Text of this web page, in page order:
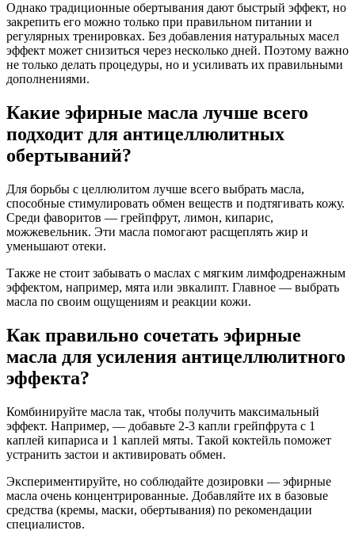
Однако традиционные обертывания дают быстрый эффект, но
закрепить его можно только при правильном питании и
регулярных тренировках. Без добавления натуральных масел
эффект может снизиться через несколько дней. Поэтому важно
не только делать процедуры, но и усиливать их правильными
дополнениями.
Какие эфирные масла лучше всего
подходит для антицеллюлитных
обертываний?
Для борьбы с целлюлитом лучше всего выбрать масла,
способные стимулировать обмен веществ и подтягивать кожу.
Среди фаворитов — грейпфрут, лимон, кипарис,
можжевельник. Эти масла помогают расщеплять жир и
уменьшают отеки.
Также не стоит забывать о маслах с мягким лимфодренажным
эффектом, например, мята или эвкалипт. Главное — выбрать
масла по своим ощущениям и реакции кожи.
Как правильно сочетать эфирные
масла для усиления антицеллюлитного
эффекта?
Комбинируйте масла так, чтобы получить максимальный
эффект. Например, — добавьте 2-3 капли грейпфрута с 1
каплей кипариса и 1 каплей мяты. Такой коктейль поможет
устранить застои и активировать обмен.
Экспериментируйте, но соблюдайте дозировки — эфирные
масла очень концентрированные. Добавляйте их в базовые
средства (кремы, маски, обертывания) по рекомендации
специалистов.